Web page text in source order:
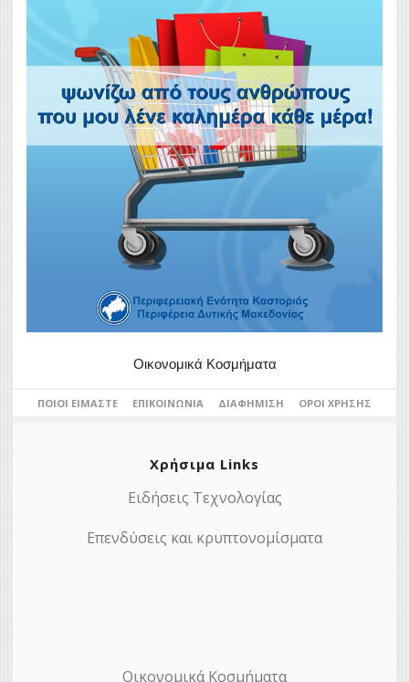
Οικονομικά Κοσμήματα
ΠΟΙΟΙ ΕΊΜΑΣΤΕ ΕΠΙΚΟΙΝΩΝΊΑ ΔΙΑΦΉΜΙΣΗ ΌΡΟΙ ΧΡΉΣΗΣ
Χρήσιμα Links
Ειδήσεις Τεχνολογίας
Επενδύσεις και κρυπτονομίσματα
Οικονομικά Κοσμήματα